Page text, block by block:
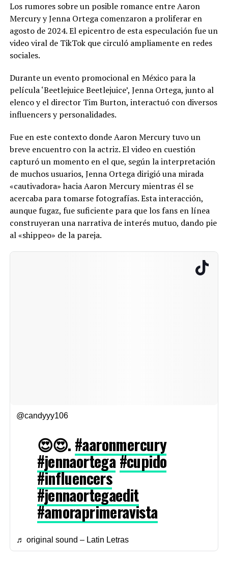
Los rumores sobre un posible romance entre Aaron
Mercury y Jenna Ortega comenzaron a proliferar en
agosto de 2024. El epicentro de esta especulación fue un
video viral de TikTok que circuló ampliamente en redes
sociales.
Durante un evento promocional en México para la
película ‘Beetlejuice Beetlejuice’, Jenna Ortega, junto al
elenco y el director Tim Burton, interactuó con diversos
influencers y personalidades.
Fue en este contexto donde Aaron Mercury tuvo un
breve encuentro con la actriz. El video en cuestión
capturó un momento en el que, según la interpretación
de muchos usuarios, Jenna Ortega dirigió una mirada
«cautivadora» hacia Aaron Mercury mientras él se
acercaba para tomarse fotografías. Esta interacción,
aunque fugaz, fue suficiente para que los fans en línea
construyeran una narrativa de interés mutuo, dando pie
al «shippeo» de la pareja.
@candyyy106
😍😍. #aaronmercury
#jennaortega#cupido
#influencers
#jennaortegaedit
#amoraprimeravista
♬ original sound – Latin Letras